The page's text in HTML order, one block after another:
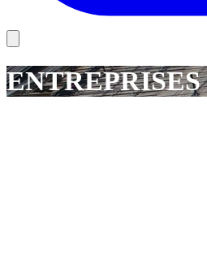
ENTREPRISES